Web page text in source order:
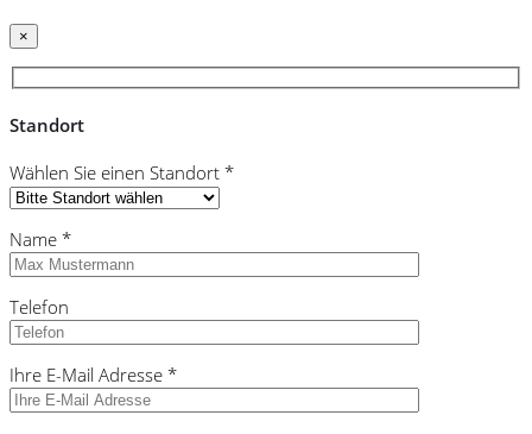
×
Standort
Wählen Sie einen Standort *
Name *
Telefon
Ihre E-Mail Adresse *